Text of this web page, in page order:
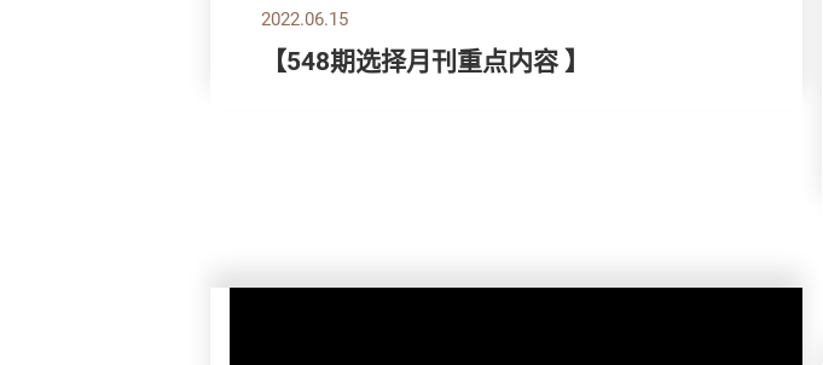
2022.06.15
【548期选择月刊重点内容 】